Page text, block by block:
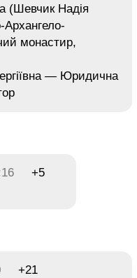
(Шевчик Надія
Архангело-
монастир,
— Юридична
+5
+21